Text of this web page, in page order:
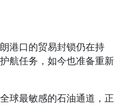
港口的贸易封锁仍在持
航任务，如今也准备重新
球最敏感的石油通道，正